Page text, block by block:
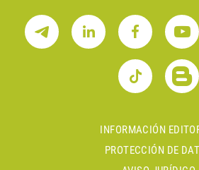
INFORMACIÓN
PROTECCIÓN DE